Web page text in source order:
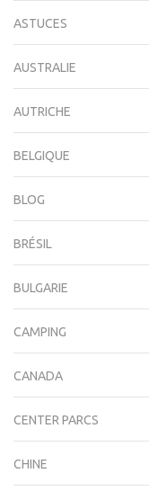
ASTUCES
AUSTRALIE
AUTRICHE
BELGIQUE
BLOG
BRÉSIL
BULGARIE
CAMPING
CANADA
CENTER PARCS
CHINE